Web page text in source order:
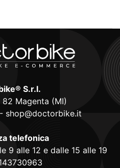
S.r.l.
Magenta (MI)
- shop@doctorbike.it
telefonica
9 alle 12 e dalle 15 alle 19